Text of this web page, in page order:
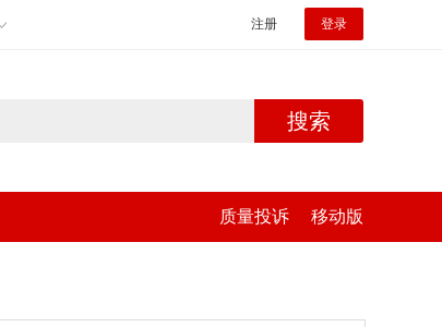
注册 登录
搜索
质量投诉 移动版